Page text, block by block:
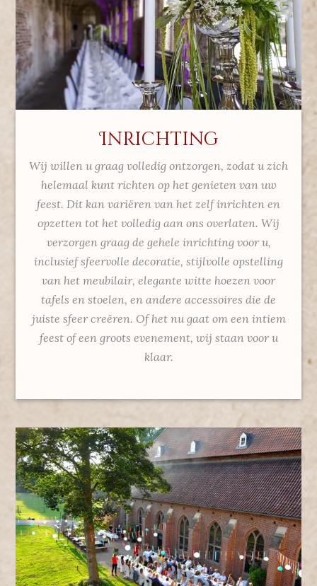
Inrichting
Wij willen u graag volledig ontzorgen, zodat u zich
helemaal kunt richten op het genieten van uw
feest. Dit kan variëren van het zelf inrichten en
opzetten tot het volledig aan ons overlaten. Wij
verzorgen graag de gehele inrichting voor u,
inclusief sfeervolle decoratie, stijlvolle opstelling
van het meubilair, elegante witte hoezen voor
tafels en stoelen, en andere accessoires die de
juiste sfeer creëren. Of het nu gaat om een intiem
feest of een groots evenement, wij staan voor u
klaar.